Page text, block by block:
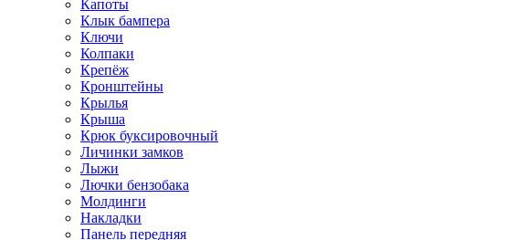
Капоты
Клык бампера
Ключи
Колпаки
Крепёж
Кронштейны
Крылья
Крыша
Крюк буксировочный
Личинки замков
Лыжи
Лючки бензобака
Молдинги
Накладки
Панель передняя